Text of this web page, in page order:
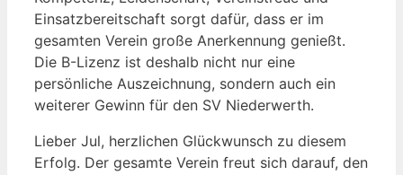
Einsatzbereitschaft sorgt dafür, dass er im
gesamten Verein große Anerkennung genießt.
Die B-Lizenz ist deshalb nicht nur eine
persönliche Auszeichnung, sondern auch ein
weiterer Gewinn für den SV Niederwerth.
Lieber Jul, herzlichen Glückwunsch zu diesem
Erfolg. Der gesamte Verein freut sich darauf, den